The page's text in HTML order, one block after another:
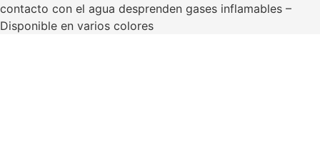
contacto con el agua desprenden gases inflamables –
Disponible en varios colores